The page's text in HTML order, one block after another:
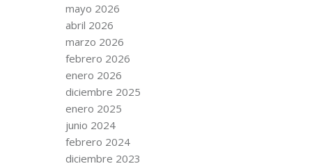
mayo 2026
abril 2026
marzo 2026
febrero 2026
enero 2026
diciembre 2025
enero 2025
junio 2024
febrero 2024
diciembre 2023